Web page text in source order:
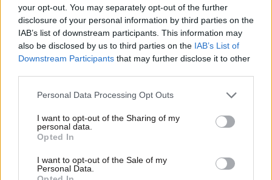
your opt-out. You may separately opt-out of the further
disclosure of your personal information by third parties on the
IAB’s list of downstream participants. This information may
also be disclosed by us to third parties on the IAB’s List of
Downstream Participants that may further disclose it to other
Please note that this website/app uses one or more Google
not limited to your visit or usage behaviour. You may click to
grant or deny consent to Google and its third-party tags to
use your data for below specified purposes in below Google
consent section.
Personal Data Processing Opt Outs
I want to opt-out of the Sharing of my
personal data.
Opted In
I want to opt-out of the Sale of my
Personal Data.
«Είμαι αντίθετος στην κατασκευή κατοικιών»